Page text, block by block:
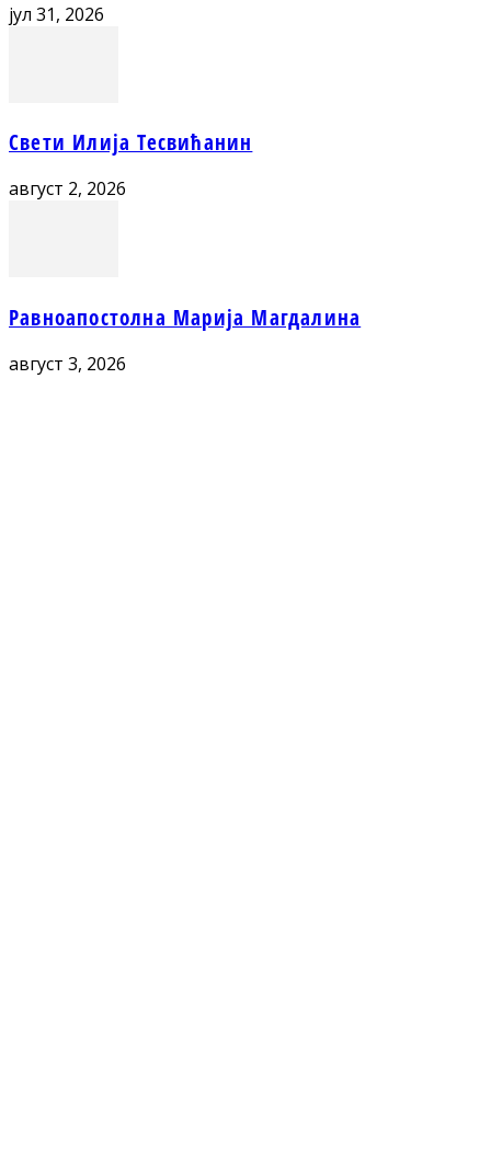
јул 31, 2026
Свети Илија Тесвићанин
август 2, 2026
Равноапостолна Марија Магдалина
август 3, 2026